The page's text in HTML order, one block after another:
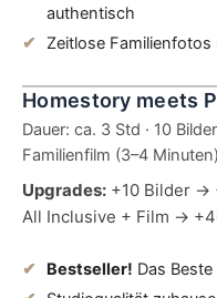
authentisch
Zeitlose
Homestory meets
Dauer: ca. 3 Std · 10
Familienfilm (3–4
Upgrades: +10 Bilder →
All Inclusive + Film →
Bestseller! Das